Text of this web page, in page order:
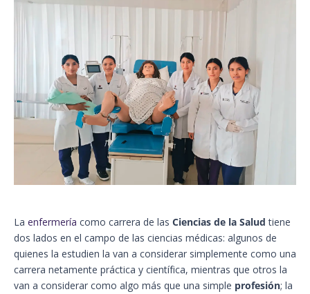
La enfermería como carrera de las Ciencias de la Salud tiene
dos lados en el campo de las ciencias médicas: algunos de
quienes la estudien la van a considerar simplemente como una
carrera netamente práctica y científica, mientras que otros la
van a considerar como algo más que una simple profesión; la